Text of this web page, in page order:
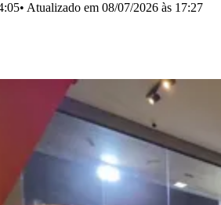
Parque UniversitárioAntônio
Fraron
• Atualizado em 08/07/2026 às 17:27